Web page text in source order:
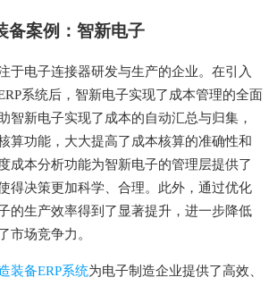
备案例：智新电子
于电子连接器研发与生产的企业。在引入
系统后，智新电子实现了成本管理的全面
智新电子实现了成本的自动汇总与归集，
算功能，大大提高了成本核算的准确性和
成本分析功能为智新电子的管理层提供了
得决策更加科学、合理。此外，通过优化
的生产效率得到了显著提升，进一步降低
市场竞争力。
装备ERP系统为电子制造企业提供了高效、